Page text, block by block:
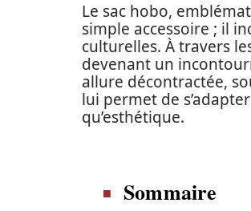
Le sac hobo,
simple accessoire ; il
culturelles. À travers
devenant un
allure décontractée,
lui permet de
qu’esthétique.
Sommaire